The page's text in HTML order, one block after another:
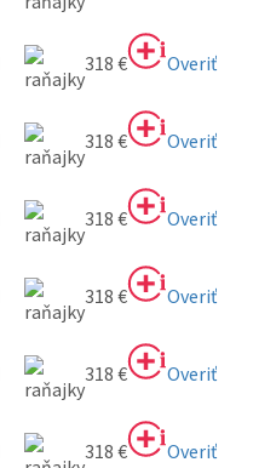
318 € Overiť
318 € Overiť
318 € Overiť
318 € Overiť
318 € Overiť
318 € Overiť